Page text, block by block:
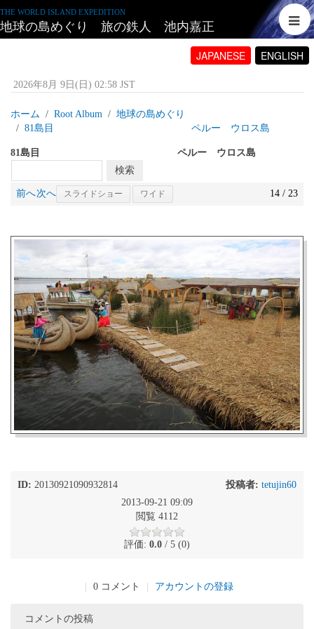
THE WORLD ISLAND EXPEDITION
地球の島めぐり 旅の鉄人 池内嘉正
JAPANESE ENGLISH
2026年8月 9日(日) 02:58 JST
ホーム Root Album
地球の島めぐり
81島目 ペルー ウロス島
81島目 ペルー ウロス島
前へ次へ スライドショー ワイド 14 / 23
ID: 20130921090932814 投稿者: tetujin60
2013-09-21 09:09
閲覧 4112
評価: 0.0 / 5 (0)
| 0 コメント | アカウントの登録
コメントの投稿